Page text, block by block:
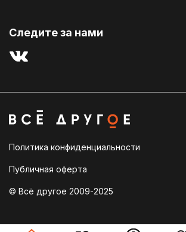
Cледите за нами
Политика конфиденциальности
Публичная оферта
© Всё другое 2009-2025